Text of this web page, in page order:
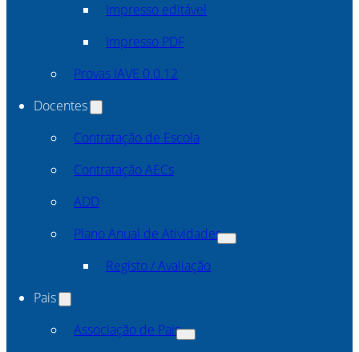
Impresso editável
Impresso PDF
Provas IAVE 0.0.12
Docentes
Contratação de Escola
Contratação AECs
ADD
Plano Anual de Atividades
Registo / Avaliação
Pais
Associação de Pais